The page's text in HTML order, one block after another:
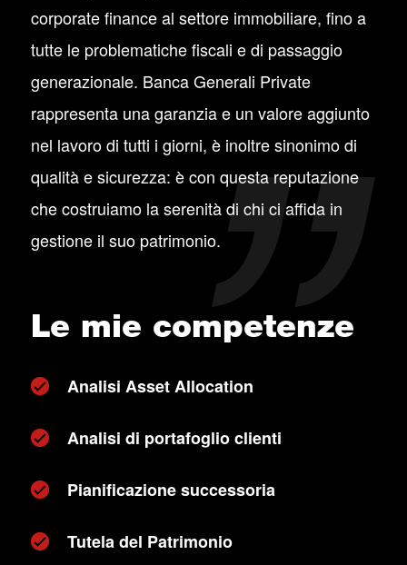
corporate finance al settore immobiliare, fino a
tutte le problematiche fiscali e di passaggio
generazionale. Banca Generali Private
rappresenta una garanzia e un valore aggiunto
nel lavoro di tutti i giorni, è inoltre sinonimo di
qualità e sicurezza: è con questa reputazione
che costruiamo la serenità di chi ci affida in
gestione il suo patrimonio.
Le mie competenze
Analisi Asset Allocation
Analisi di portafoglio clienti
Pianificazione successoria
Tutela del Patrimonio